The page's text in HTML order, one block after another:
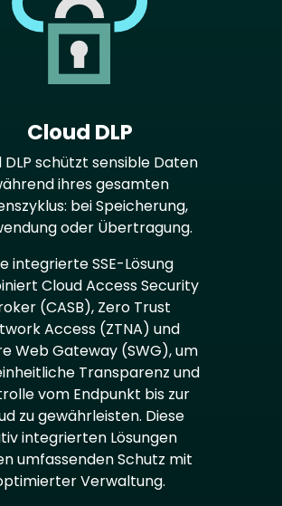
Cloud DLP
DLP schützt sensible Daten
ihres gesamten
bei Speicherung,
oder Übertragung.
integrierte SSE-Lösung
Cloud Access Security
(CASB), Zero Trust
Access (ZTNA) und
Web Gateway (SWG), um
Transparenz und
vom Endpunkt bis zur
zu gewährleisten. Diese
integrierten Lösungen
umfassenden Schutz mit
Verwaltung.